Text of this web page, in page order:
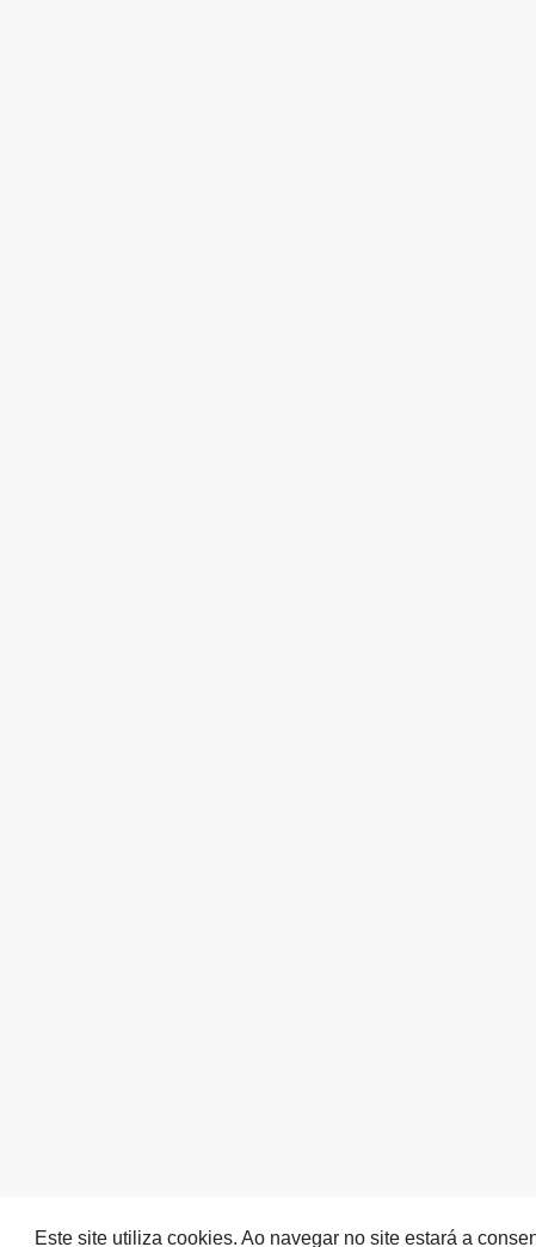
Este site utiliza cookies. Ao navegar no site estará a